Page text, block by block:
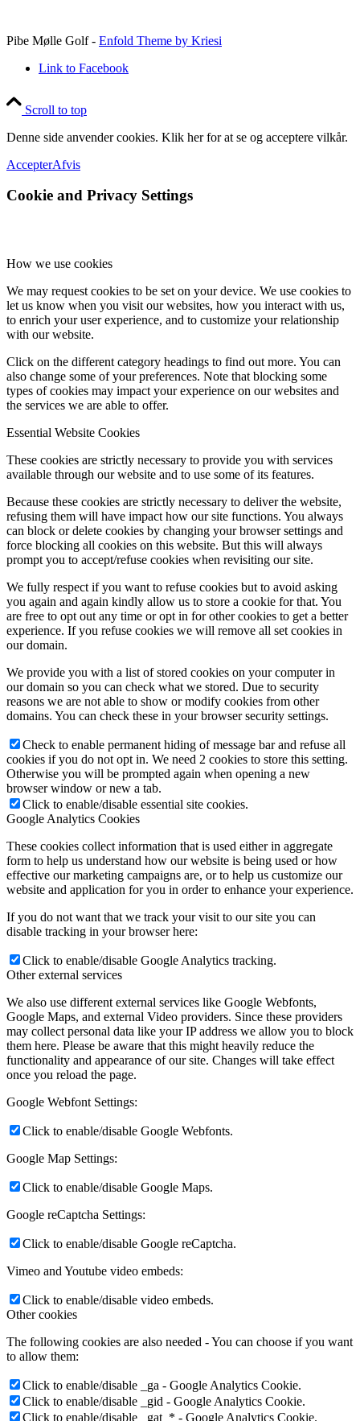
Pibe Mølle Golf - Enfold Theme by Kriesi
Link to Facebook
Scroll to top
Denne side anvender cookies. Klik her for at se og acceptere vilkår.
AccepterAfvis
Cookie and Privacy Settings
How we use cookies
We may request cookies to be set on your device. We use cookies to
let us know when you visit our websites, how you interact with us,
to enrich your user experience, and to customize your relationship
with our website.
Click on the different category headings to find out more. You can
also change some of your preferences. Note that blocking some
types of cookies may impact your experience on our websites and
the services we are able to offer.
Essential Website Cookies
These cookies are strictly necessary to provide you with services
available through our website and to use some of its features.
Because these cookies are strictly necessary to deliver the website,
refusing them will have impact how our site functions. You always
can block or delete cookies by changing your browser settings and
force blocking all cookies on this website. But this will always
prompt you to accept/refuse cookies when revisiting our site.
We fully respect if you want to refuse cookies but to avoid asking
you again and again kindly allow us to store a cookie for that. You
are free to opt out any time or opt in for other cookies to get a better
experience. If you refuse cookies we will remove all set cookies in
our domain.
We provide you with a list of stored cookies on your computer in
our domain so you can check what we stored. Due to security
reasons we are not able to show or modify cookies from other
domains. You can check these in your browser security settings.
Check to enable permanent hiding of message bar and refuse all
cookies if you do not opt in. We need 2 cookies to store this setting.
Otherwise you will be prompted again when opening a new
browser window or new a tab.
Click to enable/disable essential site cookies.
Google Analytics Cookies
These cookies collect information that is used either in aggregate
form to help us understand how our website is being used or how
effective our marketing campaigns are, or to help us customize our
website and application for you in order to enhance your experience.
If you do not want that we track your visit to our site you can
disable tracking in your browser here:
Click to enable/disable Google Analytics tracking.
Other external services
We also use different external services like Google Webfonts,
Google Maps, and external Video providers. Since these providers
may collect personal data like your IP address we allow you to block
them here. Please be aware that this might heavily reduce the
functionality and appearance of our site. Changes will take effect
once you reload the page.
Google Webfont Settings:
Click to enable/disable Google Webfonts.
Google Map Settings:
Click to enable/disable Google Maps.
Google reCaptcha Settings:
Click to enable/disable Google reCaptcha.
Vimeo and Youtube video embeds:
Click to enable/disable video embeds.
Other cookies
The following cookies are also needed - You can choose if you want
to allow them:
Click to enable/disable _ga - Google Analytics Cookie.
Click to enable/disable _gid - Google Analytics Cookie.
Click to enable/disable _gat_* - Google Analytics Cookie.